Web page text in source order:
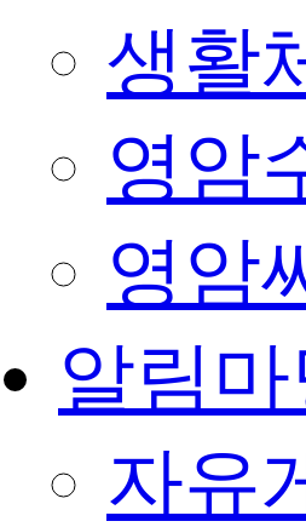
생활
영암
영암
알림
자유